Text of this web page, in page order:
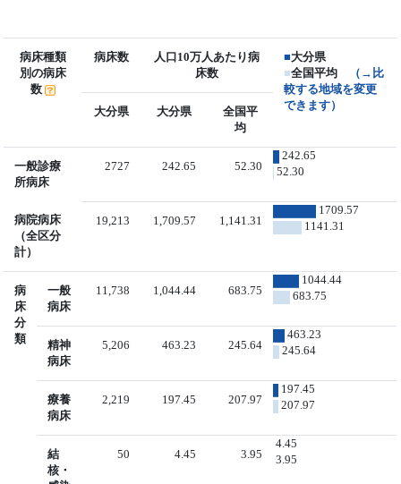
病床種類
別の病床
数
病床数
人口10万人あたり病
床数
■大分県
■全国平均
（→比
較する地域を変更
できます）
大分県 大分県
全国平
均
一般診療
所病床
2727 242.65 52.30
242.65
52.30
病院病床
（全区分
計）
19,213 1,709.57 1,141.31
1709.57
1141.31
病
床
分
類
一般
病床
11,738 1,044.44 683.75
1044.44
683.75
精神
病床
5,206 463.23 245.64
463.23
245.64
療養
病床
2,219 197.45 207.97
197.45
207.97
結
核・
50 4.45 3.95
4.45
3.95